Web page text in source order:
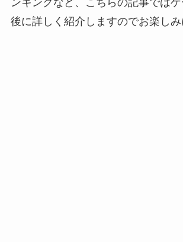
後に詳しく紹介しますのでお楽しみ